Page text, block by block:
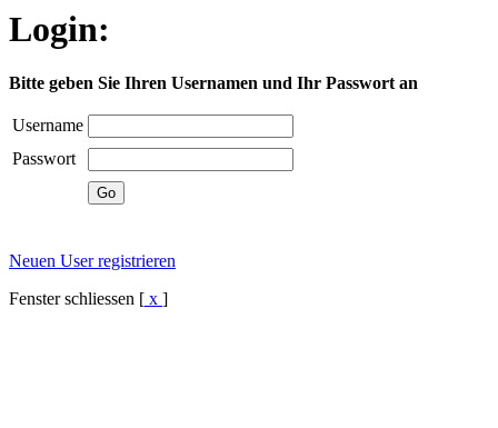
Login:
Bitte geben Sie Ihren Usernamen und Ihr Passwort an
Username
Passwort
Neuen User registrieren
Fenster schliessen [ x ]